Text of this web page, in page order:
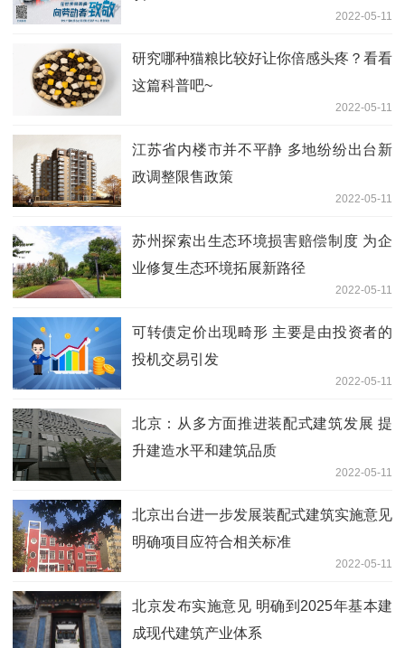
2022-05-11
研究哪种猫粮比较好让你倍感头疼？看看
这篇科普吧~
2022-05-11
江苏省内楼市并不平静 多地纷纷出台新
政调整限售政策
2022-05-11
苏州探索出生态环境损害赔偿制度 为企
业修复生态环境拓展新路径
2022-05-11
可转债定价出现畸形 主要是由投资者的
投机交易引发
2022-05-11
北京：从多方面推进装配式建筑发展 提
升建造水平和建筑品质
2022-05-11
北京出台进一步发展装配式建筑实施意见
明确项目应符合相关标准
2022-05-11
北京发布实施意见 明确到2025年基本建
成现代建筑产业体系